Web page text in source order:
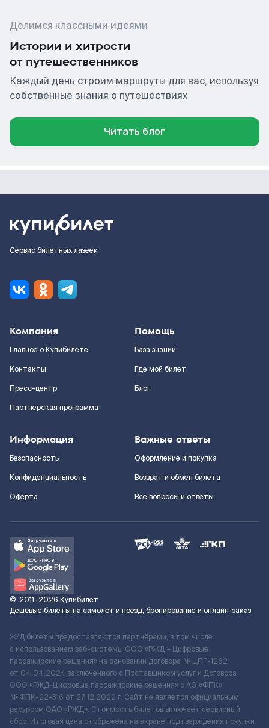
Делимся классными идеями
Истории и хитрости
от путешественников
Каждый день строим маршруты для вас, используя
собственные знания о путешествиях
Читать блог
Сервис билетных лазеек
Компания
Главное о Купибилете
Контакты
Пресс-центр
Партнерская программа
Помощь
База знаний
Где мой билет
Блог
Информация
Безопасность
Конфиденциальность
Оферта
Важные ответы
Оформление и покупка
Возврат и обмен билета
Все вопросы и ответы
© 2011–2026 Купибилет
Дешёвые билеты на самолёт и поезд, бронирование и онлайн-заказ
Ж/Д билеты предоставляются партнёрами, в том числе
с использованием веб-системы ООО «РЖД – Цифровые
пассажирские решения» на основании договора № ЦПР-1282
от 04.04.2024 заключенного с Поставщиком услуг и Договора
ООО «РЖД-Цифровые пассажирские решения» c АО «ФПК»
№ ФПК-22-316 от 27.12.2022 г. Сайт не является официальным
ресурсом ОАО «РЖД». Стоимость билетов включает сервисный
сбор. Итоговая цена отображена на экране подтверждения покупки.